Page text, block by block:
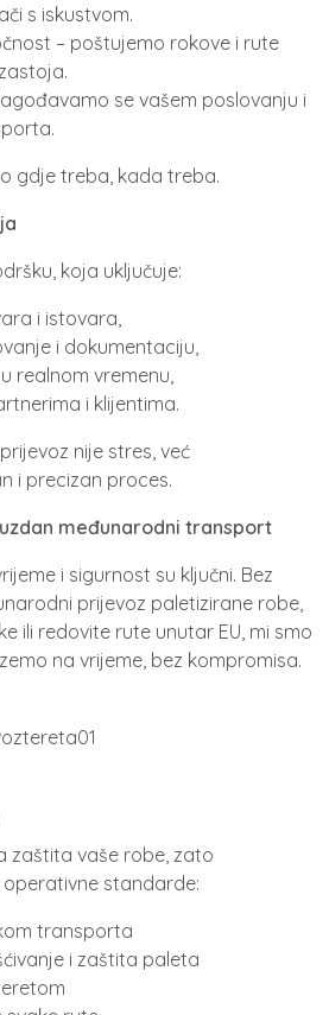
s iskustvom.
– poštujemo rokove i rute
se vašem poslovanju i
gdje treba, kada treba.
koja uključuje:
i istovara,
i dokumentaciju,
realnom vremenu,
i klijentima.
nije stres, već
i precizan proces.
međunarodni transport
i sigurnost su ključni. Bez
prijevoz paletizirane robe,
ili redovite rute unutar EU, mi smo
na vrijeme, bez kompromisa.
zaštita vaše robe, zato
standarde:
transporta
i zaštita paleta